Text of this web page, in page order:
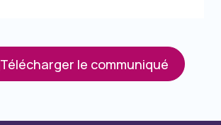
Télécharger le communiqué